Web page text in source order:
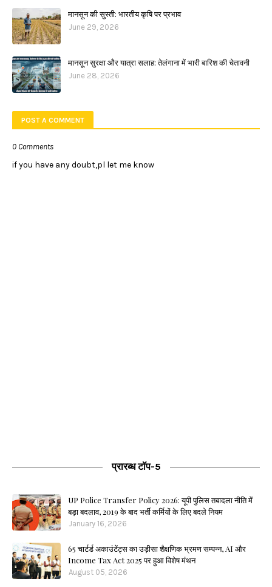
मानसून की सुस्ती: भारतीय कृषि पर प्रभाव
June 29, 2026
मानसून सुरक्षा और यात्रा सलाह: तेलंगाना में भारी बारिश की चेतावनी
June 28, 2026
POST A COMMENT
0 Comments
if you have any doubt,pl let me know
प्रारब्ध टॉप-5
UP Police Transfer Policy 2026: यूपी पुलिस तबादला नीति में
बड़ा बदलाव, 2019 के बाद भर्ती कर्मियों के लिए बदले नियम
January 16, 2026
65 चार्टर्ड अकाउंटेंट्स का उड़ीसा शैक्षणिक भ्रमण सम्पन्न, AI और
Income Tax Act 2025 पर हुआ विशेष मंथन
August 05, 2026